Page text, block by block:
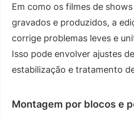
Em como os filmes de
gravados e produzidos, a
corrige problemas leves e
Isso pode envolver ajustes
estabilização e tratamento
Montagem por blocos e